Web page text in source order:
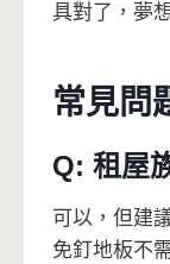
具對了，夢
常見問
Q: 租屋
可以，但建
免釘地板不